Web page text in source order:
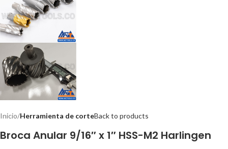
Inicio Herramienta de corteBack to products
Broca Anular 9/16″ x 1″ HSS-M2 Harlingen